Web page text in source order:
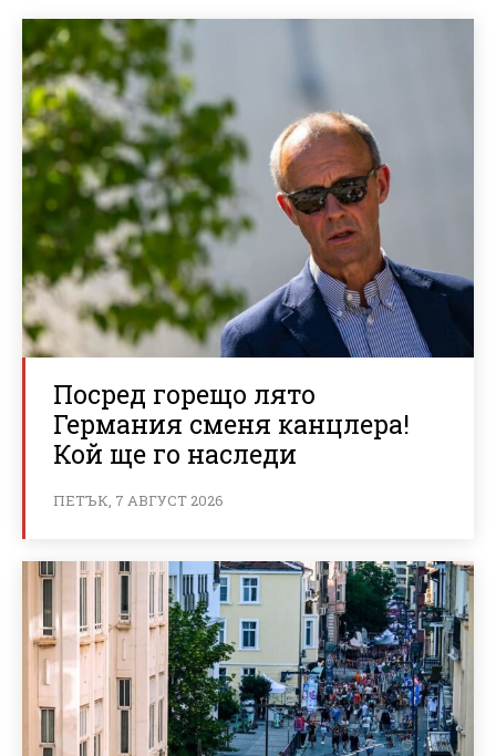
Посред горещо лято
Германия сменя канцлера!
Кой ще го наследи
ПЕТЪК, 7 АВГУСТ 2026